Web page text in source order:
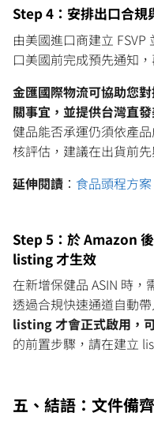
Step 4：安排出口合規
由美國進口商建立 FSVP
口美國前完成預先通知
金匯國際物流可協助您
關事宜，並提供台灣直
健品能否承運仍須依產
核評估，建議在出貨前
延伸閱讀 ： 食品頭程方案
Step 5：於 Amazon
listing 才生效
在新增保健品 ASIN 時，
透過合規快速通道自動帶
listing 才會正式啟用，
的前置步驟，請在建立
五、結語：文件備